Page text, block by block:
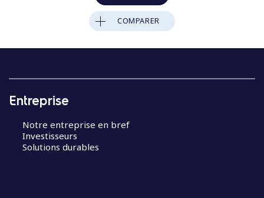
COMPARER
Entreprise
Notre entreprise en bref
Investisseurs
Solutions durables